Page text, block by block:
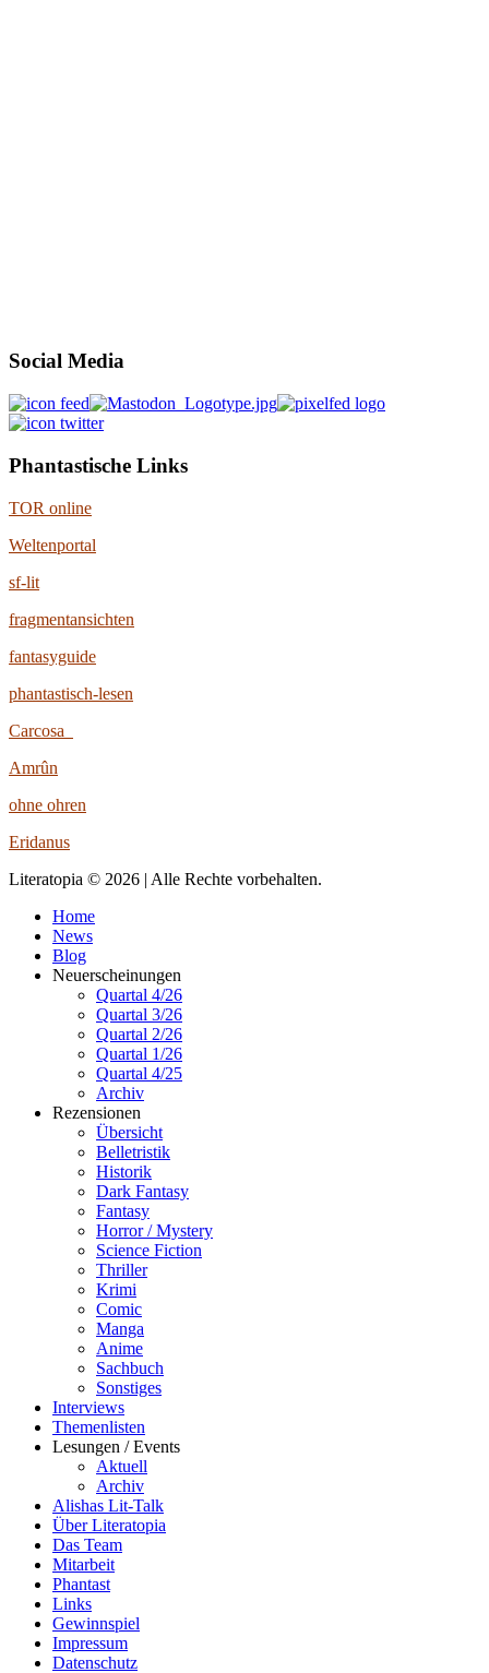
Social Media
Phantastische Links
TOR online
Weltenportal
sf-lit
fragmentansichten
fantasyguide
phantastisch-lesen
Carcosa
Amrûn
ohne ohren
Eridanus
Literatopia © 2026 | Alle Rechte vorbehalten.
Home
News
Blog
Neuerscheinungen
Quartal 4/26
Quartal 3/26
Quartal 2/26
Quartal 1/26
Quartal 4/25
Archiv
Rezensionen
Übersicht
Belletristik
Historik
Dark Fantasy
Fantasy
Horror / Mystery
Science Fiction
Thriller
Krimi
Comic
Manga
Anime
Sachbuch
Sonstiges
Interviews
Themenlisten
Lesungen / Events
Aktuell
Archiv
Alishas Lit-Talk
Über Literatopia
Das Team
Mitarbeit
Phantast
Links
Gewinnspiel
Impressum
Datenschutz